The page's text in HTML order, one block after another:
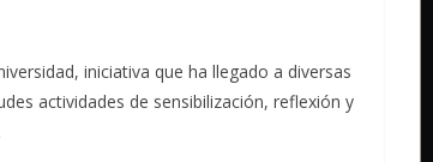
iniciativa que ha llegado a diversas
actividades de sensibilización, reflexión y